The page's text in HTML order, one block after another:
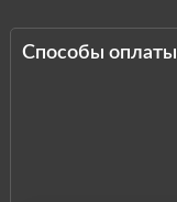
Способы оплаты